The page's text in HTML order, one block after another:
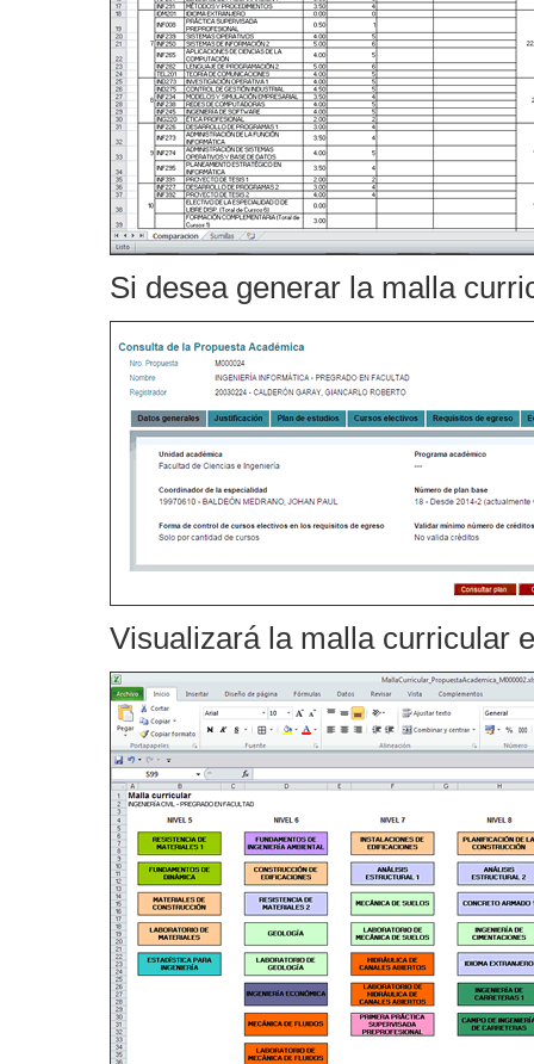
Si desea generar la malla
Visualizará la malla curricular